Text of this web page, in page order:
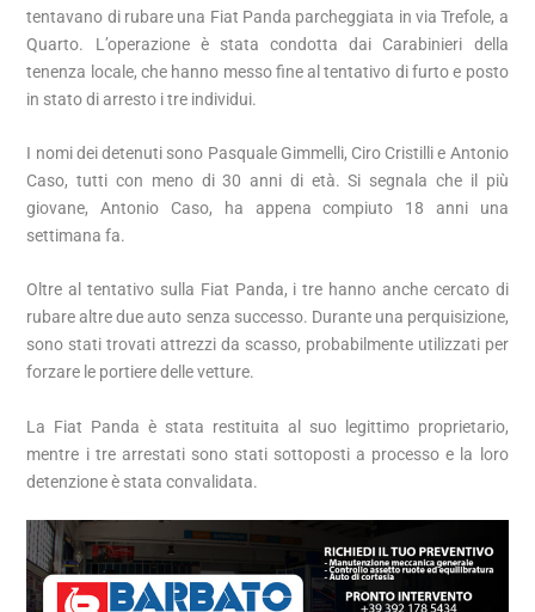
tentavano di rubare una Fiat Panda parcheggiata in via Trefole, a
Quarto. L’operazione è stata condotta dai Carabinieri della
tenenza locale, che hanno messo fine al tentativo di furto e posto
in stato di arresto i tre individui.
I nomi dei detenuti sono Pasquale Gimmelli, Ciro Cristilli e Antonio
Caso, tutti con meno di 30 anni di età. Si segnala che il più
giovane, Antonio Caso, ha appena compiuto 18 anni una
settimana fa.
Oltre al tentativo sulla Fiat Panda, i tre hanno anche cercato di
rubare altre due auto senza successo. Durante una perquisizione,
sono stati trovati attrezzi da scasso, probabilmente utilizzati per
forzare le portiere delle vetture.
La Fiat Panda è stata restituita al suo legittimo proprietario,
mentre i tre arrestati sono stati sottoposti a processo e la loro
detenzione è stata convalidata.